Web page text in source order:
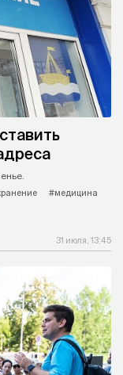
#медицина
31 июля, 13:45